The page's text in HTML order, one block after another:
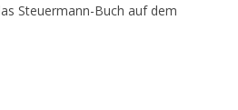
Steuermann-Buch auf dem